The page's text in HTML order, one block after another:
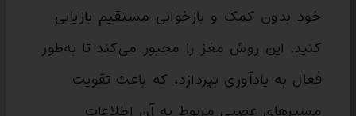
خود بدون کمک و بازخوانی مستقیم بازیابی
کنید. این روش مغز را مجبور می‌کند تا به‌طور
فعال به یادآوری بپردازد، که باعث تقویت